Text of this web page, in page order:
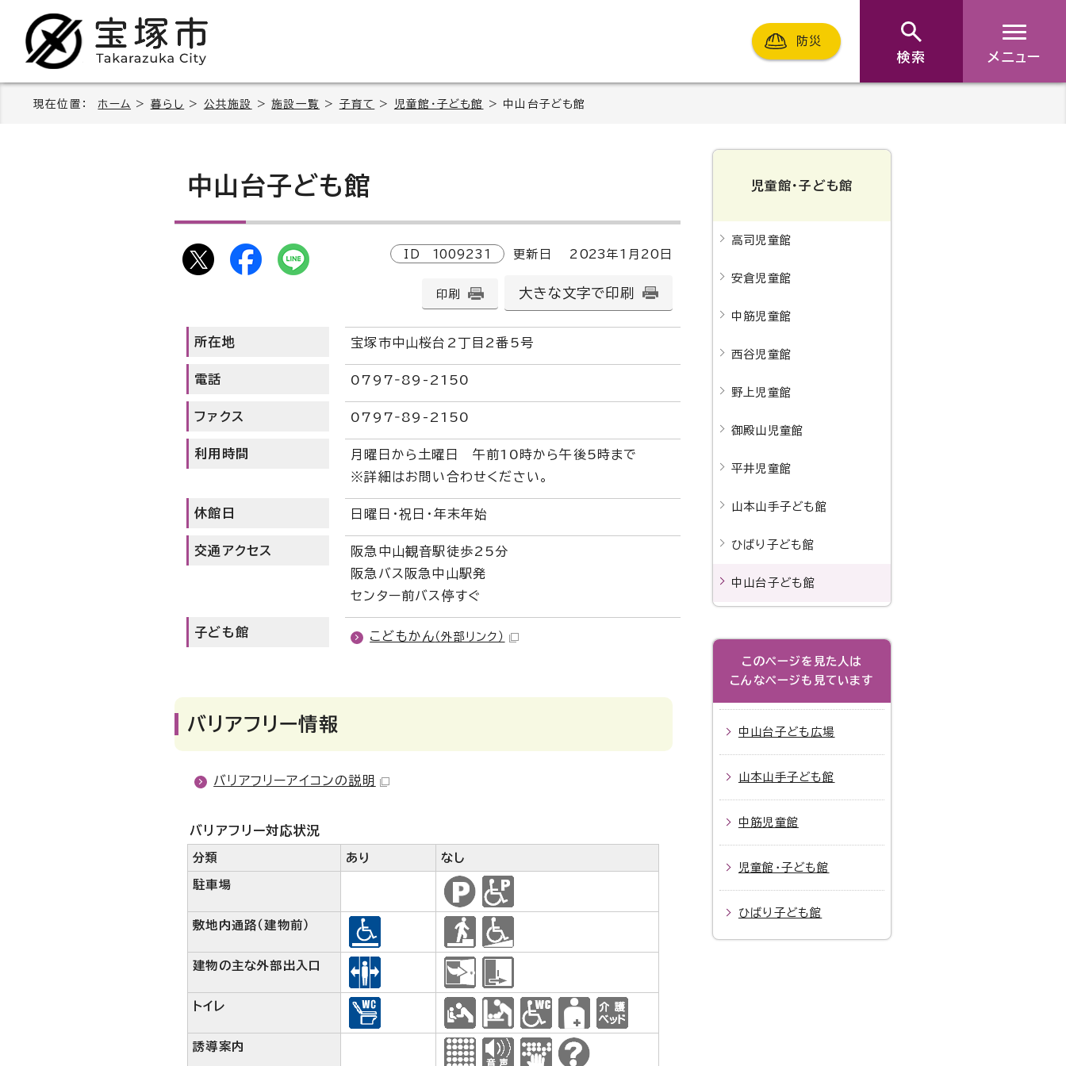
防災
検索 メニュー
現在位置： ホーム > 暮らし > 公共施設 >施設一覧 > 子育て > 児童館・子ども館 > 中山台子ども館
中山台子ども館
ID 1009231 更新日 2023年1月 20 日
印刷 大きな文字で印刷
所在地 宝塚市中山桜台2丁目2番5号
電話 0797‐89-2150
ファクス 0797‐89-2150
利用時間
月曜日から土曜日 午前10時から午後5時まで
※詳細はお問い合わせください。
休館日 日曜日・祝日・年末年始
交通アクセス
阪急中山観音駅徒歩25分
阪急バス阪急中山駅発
センター前バス停すぐ
子ども館 こどもかん （外部リンク）
バリアフリー情報
バリアフリーアイコンの説明
バリアフリー対応状況
分類 あり なし
駐車場
敷地内通路（建物前）
建物の主な外部出入口
トイレ
誘導案内
児童館・子ども館
高司児童館
安倉児童館
中筋児童館
西谷児童館
野上児童館
御殿山児童館
平井児童館
山本山手子ども館
ひばり子ども館
中山台子ども館
このページを見た人は
こんなページも見ています
中山台子ども広場
山本山手子ども館
中筋児童館
児童館・子ども館
ひばり子ども館